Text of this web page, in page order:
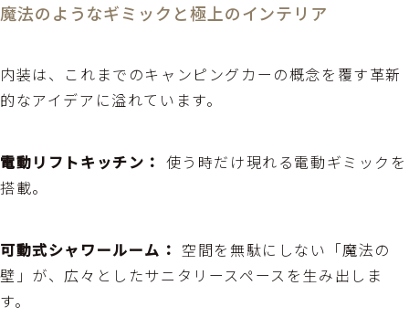
魔法のようなギミックと極上のインテリア
内装は、これまでのキャンピングカーの概念を覆す革新
的なアイデアに溢れています。
電動リフトキッチン： 使う時だけ現れる電動ギミックを
搭載。
可動式シャワールーム： 空間を無駄にしない「魔法の
壁」が、広々としたサニタリースペースを生み出しま
す。